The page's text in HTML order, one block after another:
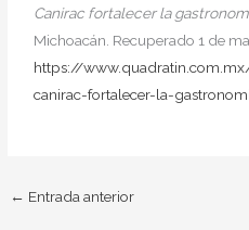
Canirac fortalecer la
Michoacán. Recuperado 1 de
https://
canirac-fortalecer-la-
← Entrada anterior